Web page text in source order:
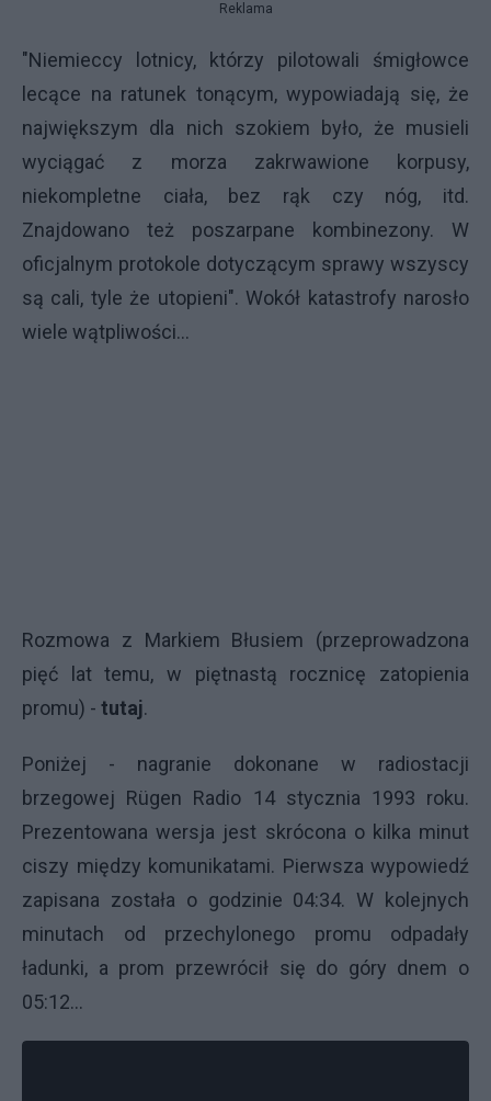
Reklama
"Niemieccy lotnicy, którzy pilotowali śmigłowce
lecące na ratunek tonącym, wypowiadają się, że
największym dla nich szokiem było, że musieli
wyciągać z morza zakrwawione korpusy,
niekompletne ciała, bez rąk czy nóg, itd.
Znajdowano też poszarpane kombinezony. W
oficjalnym protokole dotyczącym sprawy wszyscy
są cali, tyle że utopieni". Wokół katastrofy narosło
wiele wątpliwości...
Rozmowa z Markiem Błusiem (przeprowadzona
pięć lat temu, w piętnastą rocznicę zatopienia
promu) - tutaj.
Poniżej - nagranie dokonane w radiostacji
brzegowej Rügen Radio 14 stycznia 1993 roku.
Prezentowana wersja jest skrócona o kilka minut
ciszy między komunikatami. Pierwsza wypowiedź
zapisana została o godzinie 04:34. W kolejnych
minutach od przechylonego promu odpadały
ładunki, a prom przewrócił się do góry dnem o
05:12...